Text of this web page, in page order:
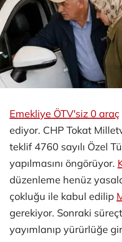
Emekliye ÖTV'siz 0 araç
ediyor. CHP Tokat
teklif 4760 sayılı Özel
yapılmasını öngörüyor.
düzenleme henüz
çokluğu ile kabul edilip
gerekiyor. Sonraki
yayımlanıp yürürlüğe